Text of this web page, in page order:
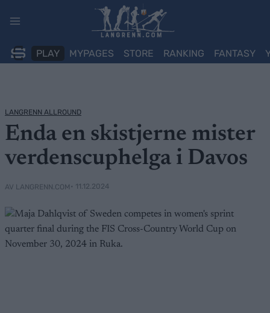
PLAY MYPAGES STORE RANKING FANTASY
LANGRENN ALLROUND
Enda en skistjerne mister
verdenscuphelga i Davos
AV LANGRENN.COM • 11.12.2024